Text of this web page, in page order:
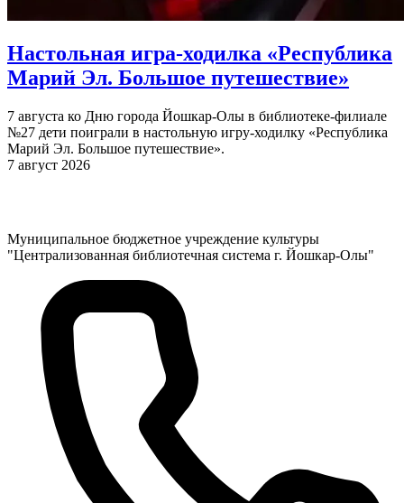
Настольная игра-ходилка «Республика
Марий Эл. Большое путешествие»
7 августа ко Дню города Йошкар-Олы в библиотеке-филиале
№27 дети поиграли в настольную игру-ходилку «Республика
Марий Эл. Большое путешествие».
7 август 2026
Муниципальное бюджетное учреждение культуры
"Централизованная библиотечная система г. Йошкар-Олы"